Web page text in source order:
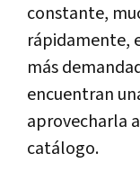
constante,
rápidamente,
más
encuentran
aprovecharla
catálogo.